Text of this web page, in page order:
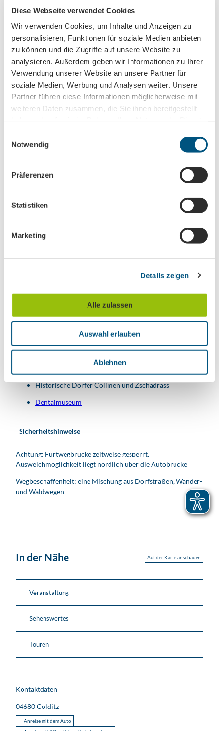
Diese Webseite verwendet Cookies
Wir verwenden Cookies, um Inhalte und Anzeigen zu
personalisieren, Funktionen für soziale Medien anbieten
zu können und die Zugriffe auf unsere Website zu
analysieren. Außerdem geben wir Informationen zu Ihrer
Verwendung unserer Website an unsere Partner für
soziale Medien, Werbung und Analysen weiter. Unsere
Partner führen diese Informationen möglicherweise mit
weiteren Daten zusammen, die Sie ihnen bereitgestellt
Notwendig
Präferenzen
Statistiken
Marketing
Details zeigen
Alle zulassen
Auswahl erlauben
Ablehnen
HP Colditz, Sportplatz
Weitere Infos / Links
Einkehrmöglichkeiten:
Gaststätte „Zur Eintracht“
Restaurant „Schlossgewölbe“ im Wasserschloss
Podelwitz
Restaurant „Schlosswächter“ vor dem Schloss Colditz
Organisation
Verena Daser
Muldenvereinigung
Hydraulischer Widder
Colditzer Forst
Historische Dörfer Collmen und Zschadrass
Dentalmuseum
Sicherheitshinweise
Achtung: Furtwegbrücke zeitweise gesperrt,
Ausweichmöglichkeit liegt nördlich über die Autobrücke
Wegbeschaffenheit: eine Mischung aus Dorfstraßen, Wander-
und Waldwegen
In der Nähe Auf der Karte anschauen
Veranstaltung
Sehenswertes
Touren
Kontaktdaten
04680Colditz
Anreise mit dem Auto